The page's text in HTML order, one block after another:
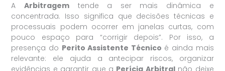
A Arbitragem tende a ser mais dinâmica e
concentrada. Isso significa que decisões técnicas e
processuais podem ocorrer em janelas curtas, com
pouco espaço para “corrigir depois”. Por isso, a
presença do Perito Assistente Técnico é ainda mais
relevante: ele ajuda a antecipar riscos, organizar